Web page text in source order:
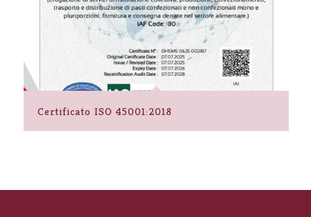
Certificato ISO 45001:2018